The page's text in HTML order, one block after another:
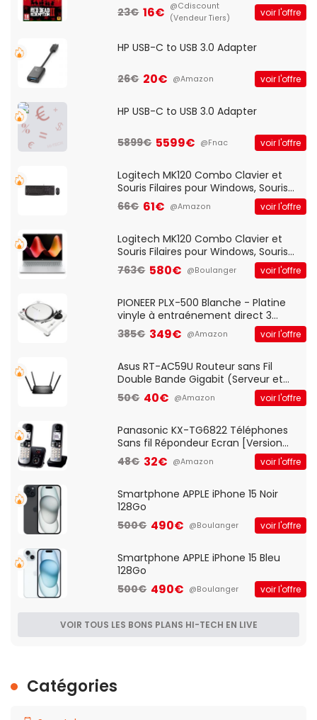
23€ 16€ @Cdiscount
(Vendeur Tiers)
voir l'offre
HP USB-C to USB 3.0 Adapter
26€ 20€ @Amazon voir l'offre
HP USB-C to USB 3.0 Adapter
5899€ 5599€ @Fnac voir l'offre
Logitech MK120 Combo Clavier et
Souris Filaires pour Windows, Souris
Optique Filaire, Connexion USB Plug
And Play, Confortable, Taille
QWERTY UK - Noir
66€ 61€ @Amazon voir l'offre
Logitech MK120 Combo Clavier et
Souris Filaires pour Windows, Souris
Optique Filaire, Connexion USB Plug
And Play, Confortable, Taille
QWERTY UK - Noir
763€ 580€ @Boulanger voir l'offre
PIONEER PLX-500 Blanche - Platine
vinyle à entraénement direct 3
vitesses (33-45-78 trs/min) avec
pre-ampli intégré et port USB
385€ 349€ @Amazon voir l'offre
Asus RT-AC59U Routeur sans Fil
Double Bande Gigabit (Serveur et
Client VPN, Triple Vlan, Mode Point
d'accès et Bridge, contrôle Parental,
50€ 40€ @Amazon voir l'offre
Panasonic KX-TG6822 Téléphones
Sans fil Répondeur Ecran [Version
Française]
48€ 32€ @Amazon voir l'offre
Smartphone APPLE iPhone 15 Noir
128Go
500€ 490€ @Boulanger voir l'offre
Smartphone APPLE iPhone 15 Bleu
128Go
500€ 490€ @Boulanger voir l'offre
VOIR TOUS LES BONS PLANS HI-TECH EN LIVE
Catégories